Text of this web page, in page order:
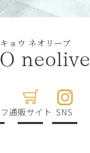
ョウ ネオリーブ
neolive
通販サイト SNS